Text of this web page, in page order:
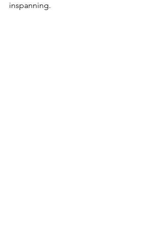
inspanning.